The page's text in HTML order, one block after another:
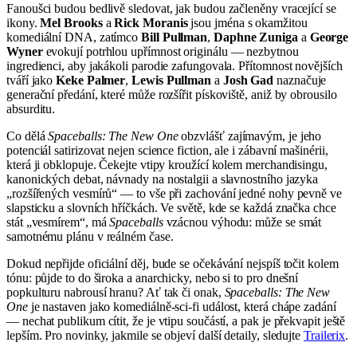
Fanoušci budou bedlivě sledovat, jak budou začleněny vracející se
ikony.Mel BrooksaRick Moranisjsou jména s okamžitou
komediální DNA, zatímcoBill Pullman, Daphne Zuniga a George
Wynerevokují potrhlou upřímnost originálu — nezbytnou
ingredienci, aby jakákoli parodie zafungovala. Přítomnost novějších
tváří jakoKeke Palmer,Lewis Pullman a Josh Gad naznačuje
generační předání, které může rozšířit pískoviště, aniž by obrousilo
absurditu.
Co děláSpaceballs: The New Oneobzvlášť zajímavým, je jeho
potenciál satirizovat nejen science fiction, ale i zábavní mašinérii,
která ji obklopuje. Čekejte vtipy kroužící kolem merchandisingu,
kanonických debat, návnady na nostalgii a slavnostního jazyka
„rozšířených vesmírů“ — to vše při zachování jedné nohy pevně ve
slapsticku a slovních hříčkách. Ve světě, kde se každá značka chce
stát „vesmírem“, máSpaceballsvzácnou výhodu: může se smát
samotnému plánu v reálném čase.
Dokud nepřijde oficiální děj, bude se očekávání nejspíš točit kolem
tónu: půjde to do široka a anarchicky, nebo si to pro dnešní
popkulturu nabrousí hranu? Ať tak či onak, Spaceballs: The New
Oneje nastaven jako komediálně‑sci‑fi událost, která chápe zadání
— nechat publikum cítit, že je vtipu součástí, a pak je překvapit ještě
lepším. Pro novinky, jakmile se objeví další detaily, sledujte Trailerix.